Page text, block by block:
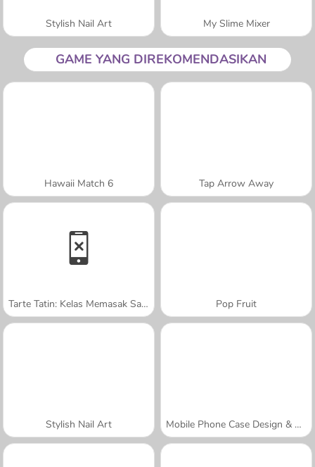
Stylish Nail Art My Slime Mixer
GAME YANG DIREKOMENDASIKAN
Hawaii Match 6 Tap Arrow Away
Tarte Tatin: Kelas Memasak Sara Pop Fruit
Stylish Nail Art Mobile Phone Case Design & DIY